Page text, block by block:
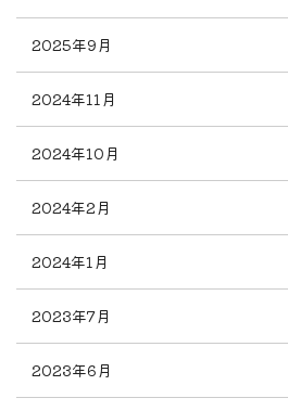
2025年9月
2024年11月
2024年10月
2024年2月
2024年1月
2023年7月
2023年6月